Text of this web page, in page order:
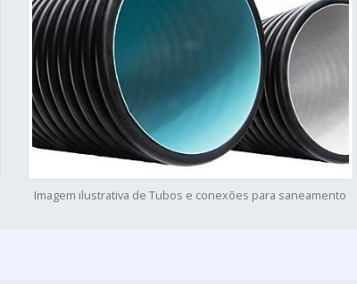
Imagem ilustrativa de Tubos e conexões para saneamento